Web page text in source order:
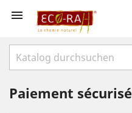

Paiement sécurisé